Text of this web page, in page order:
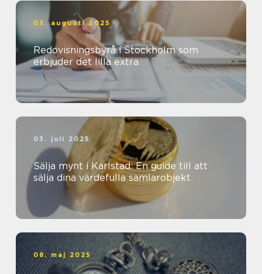
03. augusti 2025
Redovisningsbyrå i Stockholm som
erbjuder det lilla extra
03. juli 2025
Sälja mynt i Karlstad: En guide till att
sälja dina värdefulla samlarobjekt
08. maj 2025